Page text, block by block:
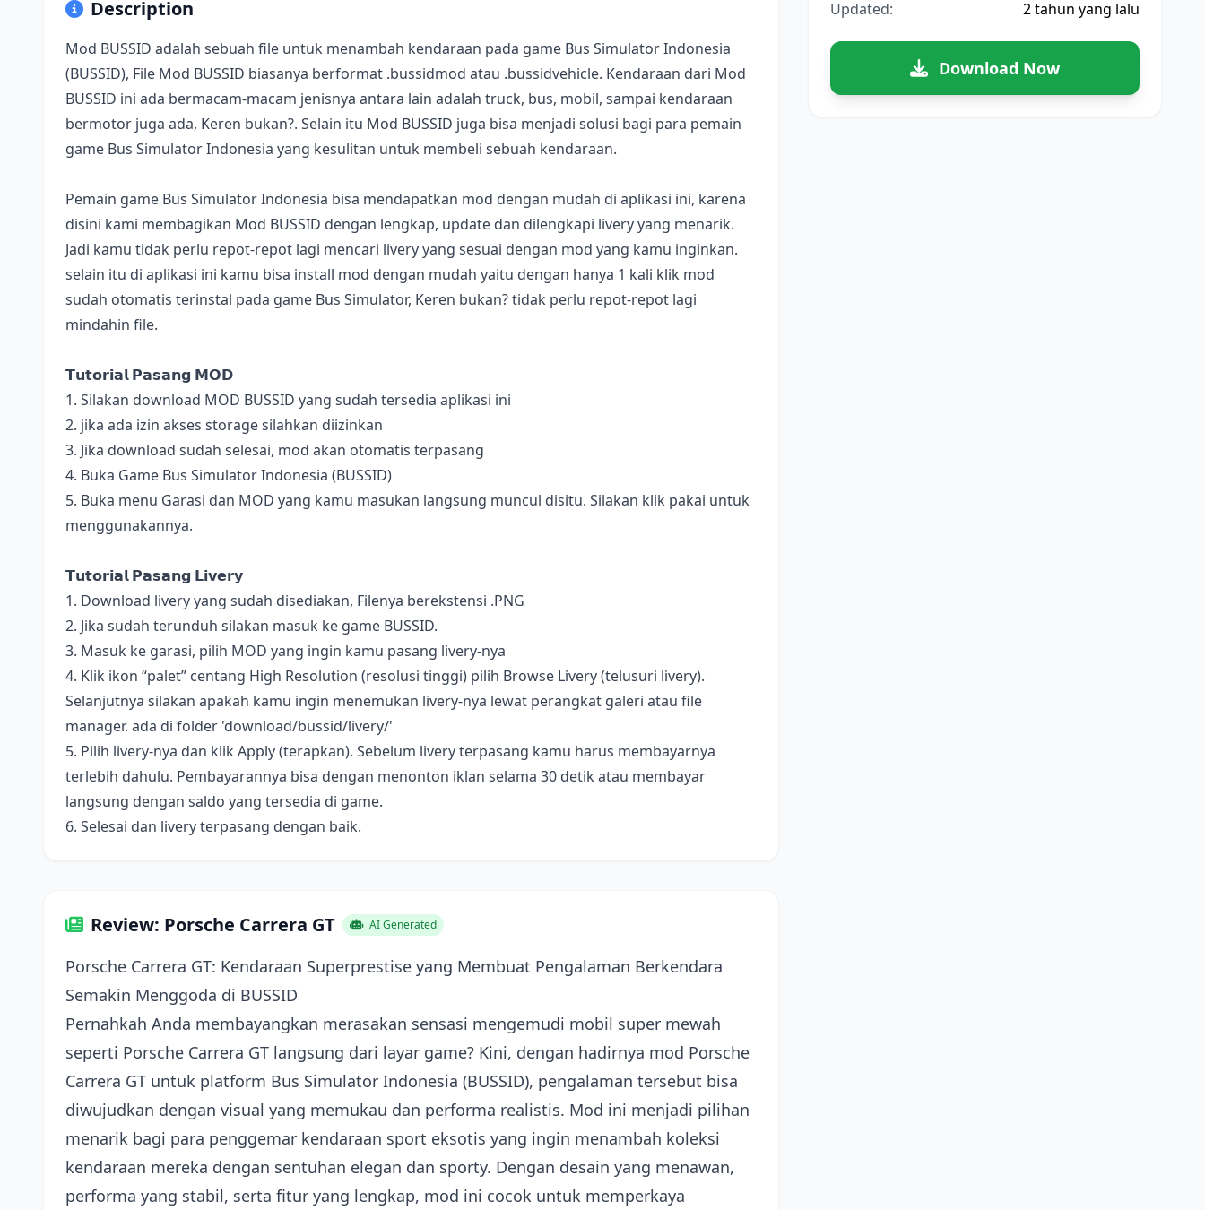
Description
Mod BUSSID adalah sebuah file untuk menambah kendaraan pada game Bus Simulator Indonesia
(BUSSID), File Mod BUSSID biasanya berformat .bussidmod atau .bussidvehicle. Kendaraan dari Mod
BUSSID ini ada bermacam-macam jenisnya antara lain adalah truck, bus, mobil, sampai kendaraan
bermotor juga ada, Keren bukan?. Selain itu Mod BUSSID juga bisa menjadi solusi bagi para pemain
game Bus Simulator Indonesia yang kesulitan untuk membeli sebuah kendaraan.
Pemain game Bus Simulator Indonesia bisa mendapatkan mod dengan mudah di aplikasi ini, karena
disini kami membagikan Mod BUSSID dengan lengkap, update dan dilengkapi livery yang menarik.
Jadi kamu tidak perlu repot-repot lagi mencari livery yang sesuai dengan mod yang kamu inginkan.
selain itu di aplikasi ini kamu bisa install mod dengan mudah yaitu dengan hanya 1 kali klik mod
sudah otomatis terinstal pada game Bus Simulator, Keren bukan? tidak perlu repot-repot lagi
mindahin file.
𝗧𝘂𝘁𝗼𝗿𝗶𝗮𝗹 𝗣𝗮𝘀𝗮𝗻𝗴 𝗠𝗢𝗗
1. Silakan download MOD BUSSID yang sudah tersedia aplikasi ini
2. jika ada izin akses storage silahkan diizinkan
3. Jika download sudah selesai, mod akan otomatis terpasang
4. Buka Game Bus Simulator Indonesia (BUSSID)
5. Buka menu Garasi dan MOD yang kamu masukan langsung muncul disitu. Silakan klik pakai untuk
menggunakannya.
𝗧𝘂𝘁𝗼𝗿𝗶𝗮𝗹 𝗣𝗮𝘀𝗮𝗻𝗴 𝗟𝗶𝘃𝗲𝗿𝘆
1. Download livery yang sudah disediakan, Filenya berekstensi .PNG
2. Jika sudah terunduh silakan masuk ke game BUSSID.
3. Masuk ke garasi, pilih MOD yang ingin kamu pasang livery-nya
4. Klik ikon “palet” centang High Resolution (resolusi tinggi) pilih Browse Livery (telusuri livery).
Selanjutnya silakan apakah kamu ingin menemukan livery-nya lewat perangkat galeri atau file
manager. ada di folder 'download/bussid/livery/'
5. Pilih livery-nya dan klik Apply (terapkan). Sebelum livery terpasang kamu harus membayarnya
terlebih dahulu. Pembayarannya bisa dengan menonton iklan selama 30 detik atau membayar
langsung dengan saldo yang tersedia di game.
6. Selesai dan livery terpasang dengan baik.
Review: Porsche Carrera GT AI Generated
Porsche Carrera GT: Kendaraan Superprestise yang Membuat Pengalaman Berkendara
Semakin Menggoda di BUSSID
Pernahkah Anda membayangkan merasakan sensasi mengemudi mobil super mewah
seperti Porsche Carrera GT langsung dari layar game? Kini, dengan hadirnya mod Porsche
Carrera GT untuk platform Bus Simulator Indonesia (BUSSID), pengalaman tersebut bisa
diwujudkan dengan visual yang memukau dan performa realistis. Mod ini menjadi pilihan
menarik bagi para penggemar kendaraan sport eksotis yang ingin menambah koleksi
kendaraan mereka dengan sentuhan elegan dan sporty. Dengan desain yang menawan,
performa yang stabil, serta fitur yang lengkap, mod ini cocok untuk memperkaya
Updated: 2 tahun yang lalu
Download Now